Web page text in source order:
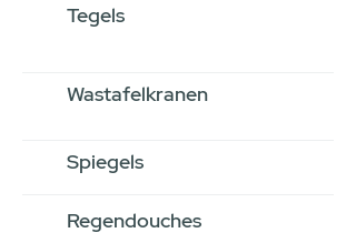
Tegels
Wastafelkranen
Spiegels
Regendouches